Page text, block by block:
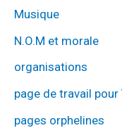
Musique
N.O.M et morale
organisations
page de travail pour
pages orphelines